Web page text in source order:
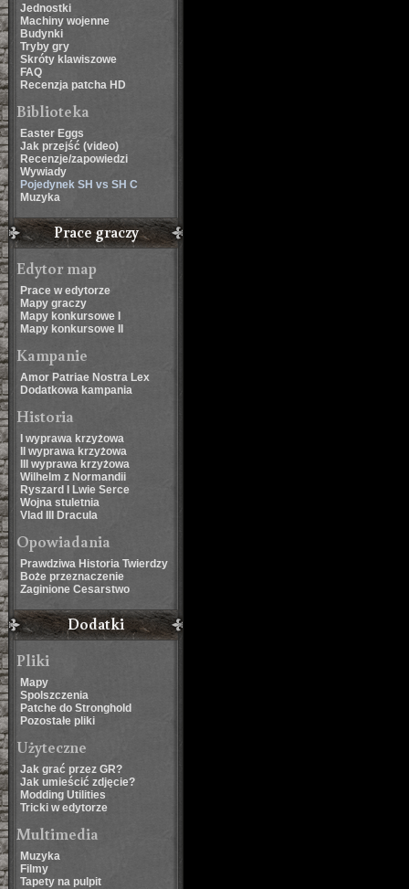
Jednostki
Machiny wojenne
Budynki
Tryby gry
Skróty klawiszowe
FAQ
Recenzja patcha HD
Biblioteka
Easter Eggs
Jak przejść (video)
Recenzje/zapowiedzi
Wywiady
Pojedynek SH vs SH C
Muzyka
Prace graczy
Edytor map
Prace w edytorze
Mapy graczy
Mapy konkursowe I
Mapy konkursowe II
Kampanie
Amor Patriae Nostra Lex
Dodatkowa kampania
Historia
I wyprawa krzyżowa
II wyprawa krzyżowa
III wyprawa krzyżowa
Wilhelm z Normandii
Ryszard I Lwie Serce
Wojna stuletnia
Vlad III Dracula
Opowiadania
Prawdziwa Historia Twierdzy
Boże przeznaczenie
Zaginione Cesarstwo
Dodatki
Pliki
Mapy
Spolszczenia
Patche do Stronghold
Pozostałe pliki
Użyteczne
Jak grać przez GR?
Jak umieścić zdjęcie?
Modding Utilities
Tricki w edytorze
Multimedia
Muzyka
Filmy
Tapety na pulpit